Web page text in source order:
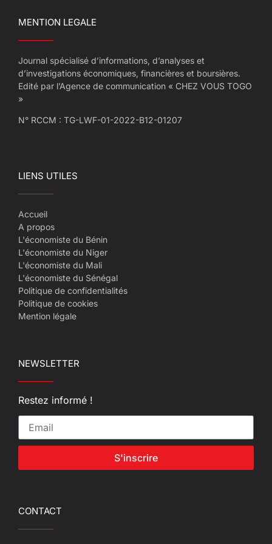
MENTION LEGALE
Journal spécialisé d’informations, d’analyses et
d’investigations économiques, financières et boursières.
Edité par l’Agence de communication « CHEZ VOUS TOGO
»
N° RCCM : TG-LWF-01-2022-B12-01207
LIENS UTILES
Accueil
A propos
L'économiste du Bénin
L'économiste du Niger
L'économiste du Mali
L'économiste du Sénégal
Politique de confidentialités
Politique de cookies
Mention légale
NEWSLETTER
Restez informé !
S'inscrire
CONTACT